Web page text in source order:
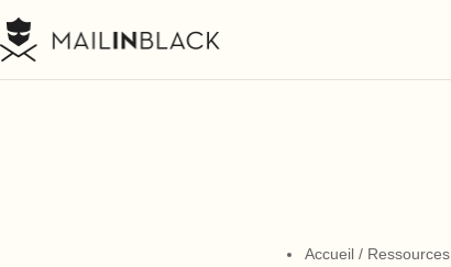
Accueil / Ressources